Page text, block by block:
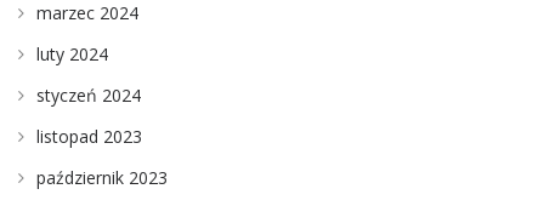
marzec 2024
luty 2024
styczeń 2024
listopad 2023
październik 2023